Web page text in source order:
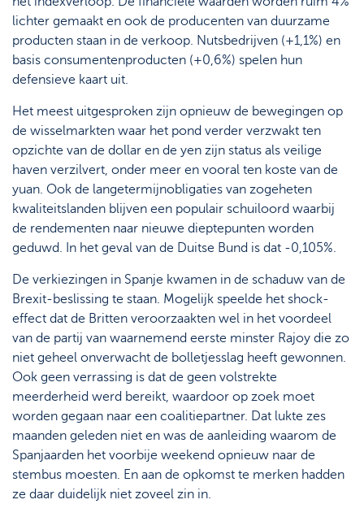
lichter gemaakt en ook de producenten van duurzame
producten staan in de verkoop. Nutsbedrijven (+1,1%) en
basis consumentenproducten (+0,6%) spelen hun
defensieve kaart uit.
Het meest uitgesproken zijn opnieuw de bewegingen op
de wisselmarkten waar het pond verder verzwakt ten
opzichte van de dollar en de yen zijn status als veilige
haven verzilvert, onder meer en vooral ten koste van de
yuan. Ook de langetermijnobligaties van zogeheten
kwaliteitslanden blijven een populair schuiloord waarbij
de rendementen naar nieuwe dieptepunten worden
geduwd. In het geval van de Duitse Bund is dat -0,105%.
De verkiezingen in Spanje kwamen in de schaduw van de
Brexit-beslissing te staan. Mogelijk speelde het shock-
effect dat de Britten veroorzaakten wel in het voordeel
van de partij van waarnemend eerste minster Rajoy die zo
niet geheel onverwacht de bolletjesslag heeft gewonnen.
Ook geen verrassing is dat de geen volstrekte
meerderheid werd bereikt, waardoor op zoek moet
worden gegaan naar een coalitiepartner. Dat lukte zes
maanden geleden niet en was de aanleiding waarom de
Spanjaarden het voorbije weekend opnieuw naar de
stembus moesten. En aan de opkomst te merken hadden
ze daar duidelijk niet zoveel zin in.